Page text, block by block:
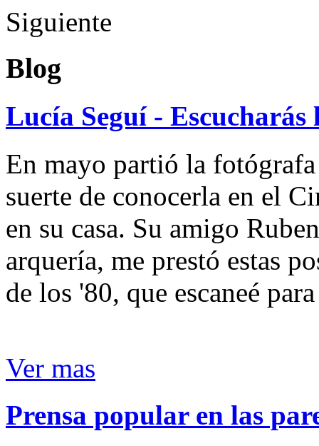
Siguiente
Blog
Lucía Seguí - Escucharás
En mayo partió la
suerte de conocerla en el
en su casa. Su amigo
arquería, me prestó estas
de los '80, que escaneé
Ver mas
Prensa popular en las